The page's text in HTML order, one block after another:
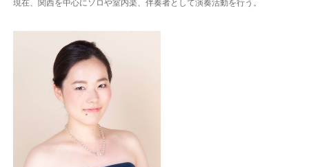
現在、関西を中心にソロや室内楽、伴奏者として演奏活動を行う。